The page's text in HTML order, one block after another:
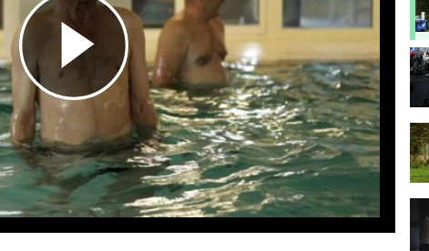
Esita
video